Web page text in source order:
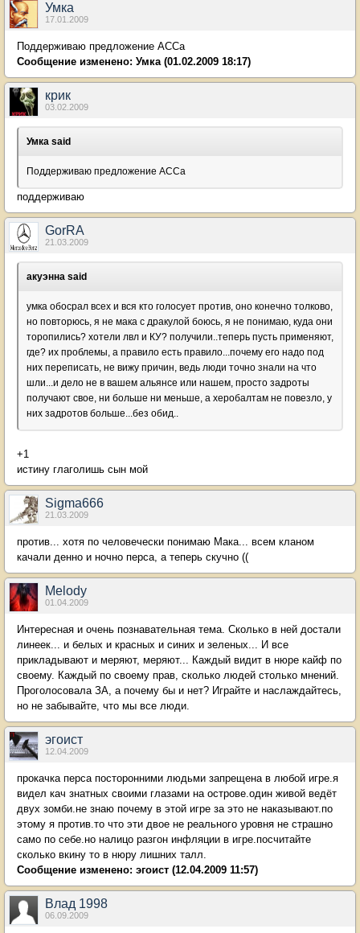
Умка
17.01.2009
Поддерживаю предложение АССа
Сообщение изменено: Умка(01.02.2009 18:17)
крик
03.02.2009
Умка said
Поддерживаю предложение АССа
поддерживаю
GorRА
21.03.2009
акуэнна said
умка обосрал всех и вся кто голосует против, оно конечно толково,
но повторюсь, я не мака с дракулой боюсь, я не понимаю, куда они
торопились? хотели лвл и КУ? получили..теперь пусть применяют,
где? их проблемы, а правило есть правило...почему его надо под
них переписать, не вижу причин, ведь люди точно знали на что
шли...и дело не в вашем альянсе или нашем, просто задроты
получают свое, ни больше ни меньше, а херобалтам не повезло, у
них задротов больше...без обид..
+1
истину глаголишь сын мой
Sigma666
21.03.2009
против... хотя по человечески понимаю Мака... всем кланом
качали денно и ночно перса, а теперь скучно ((
Melody
01.04.2009
Интересная и очень познавательная тема. Сколько в ней достали
линеек... и белых и красных и синих и зеленых... И все
прикладывают и меряют, меряют... Каждый видит в нюре кайф по
своему. Каждый по своему прав, сколько людей столько мнений.
Проголосовала ЗА, а почему бы и нет? Играйте и наслаждайтесь,
но не забывайте, что мы все люди.
эгоист
12.04.2009
прокачка перса посторонними людьми запрещена в любой игре.я
видел кач знатных своими глазами на острове.один живой ведёт
двух зомби.не знаю почему в этой игре за это не наказывают.по
этому я против.то что эти двое не реального уровня не страшно
само по себе.но налицо разгон инфляции в игре.посчитайте
сколько вкину то в нюру лишних талл.
Сообщение изменено: эгоист (12.04.2009 11:57)
Влад 1998
06.09.2009